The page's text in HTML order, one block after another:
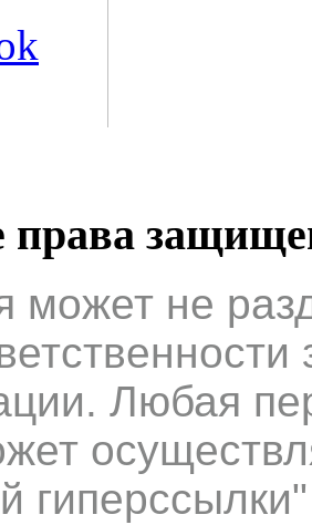
права
может не
Любая